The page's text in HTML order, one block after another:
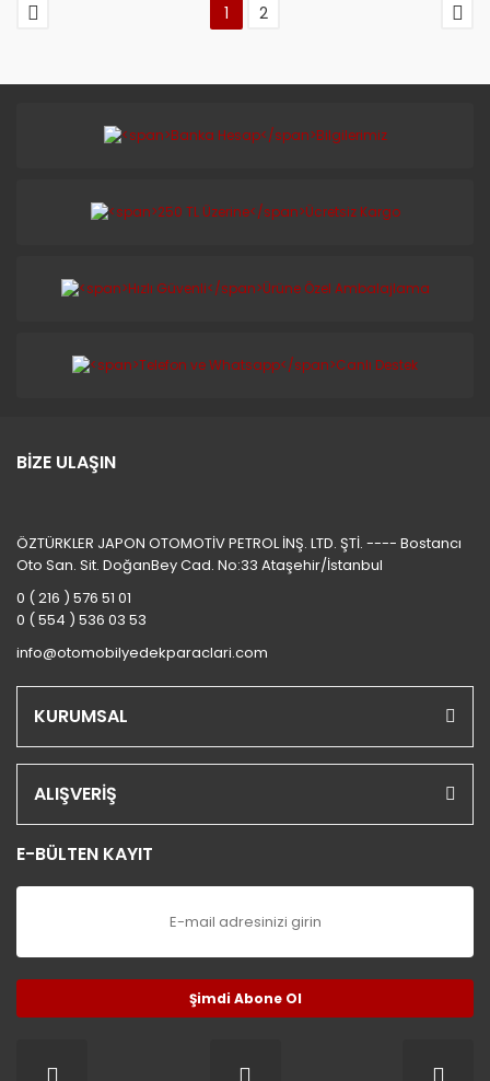
1 2
BİZE ULAŞIN
ÖZTÜRKLER JAPON OTOMOTİV PETROL İNŞ. LTD. ŞTİ. ---- Bostancı
Oto San. Sit. DoğanBey Cad. No:33 Ataşehir/İstanbul
0 ( 216 ) 576 51 01
0 ( 554 ) 536 03 53
info@otomobilyedekparaclari.com
KURUMSAL
ALIŞVERİŞ
E-BÜLTEN KAYIT
Şimdi Abone Ol